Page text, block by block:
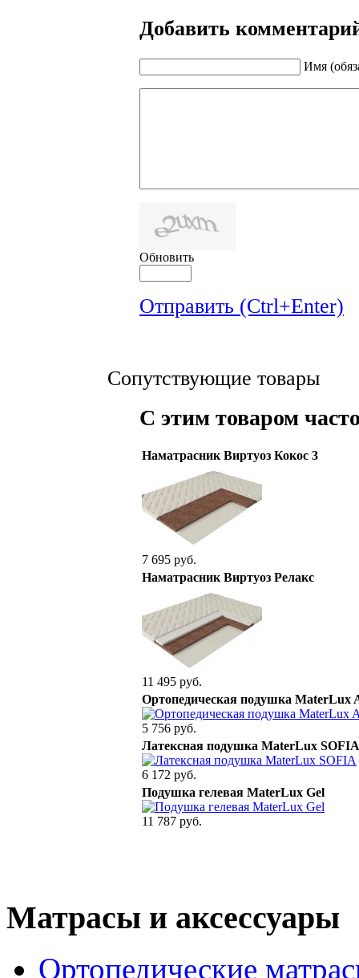
Добавить
Имя
Обновить
Отправить (Ctrl+Enter)
Сопутствующие товары
С этим товаром
Наматрасник Виртуоз Кокос 3
7 695 руб.
Наматрасник Виртуоз Релакс
11 495 руб.
Ортопедическая подушка MaterLux
5 756 руб.
Латексная подушка MaterLux SOFIA
6 172 руб.
Подушка гелевая MaterLux Gel
11 787 руб.
Матрасы и аксессуары
Ортопедические